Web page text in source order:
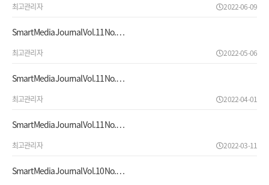
최고관리자 2022-06-09
Smart Media Journal Vol.11 No.…
최고관리자 2022-05-06
Smart Media Journal Vol.11 No.…
최고관리자 2022-04-01
Smart Media Journal Vol.11 No.…
최고관리자 2022-03-11
Smart Media Journal Vol.10 No.…